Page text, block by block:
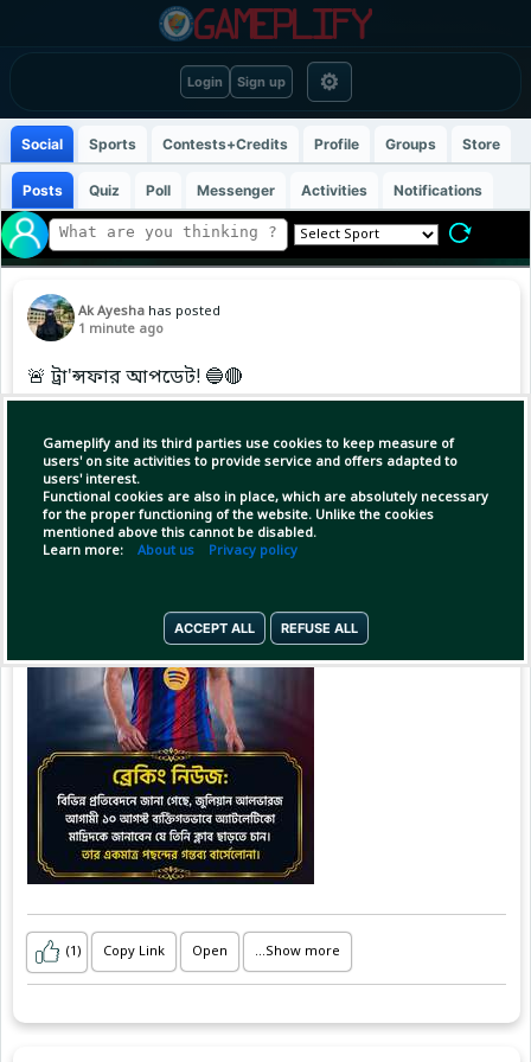
Login Sign up ⚙
Gameplify and its third parties use cookies to keep measure of
users' on site activities to provide service and offers adapted to
users' interest.
Functional cookies are also in place, which are absolutely necessary
for the proper functioning of the website. Unlike the cookies
mentioned above this cannot be disabled.
Learn more: About us Privacy policy
ACCEPT ALL REFUSE ALL
Social Sports Contests+Credits Profile Groups Store
Posts Quiz Poll Messenger Activities Notifications
Ak Ayesha has posted
1 minute ago
🚨 ট্রা'ন্সফার আপডেট! 🔵🔴
বিভিন্ন ইউরোপীয় গণমাধ্যমের তথ্য অনুযায়ী,জুলিয়ান
আলভারেজ আগামী ১০ আগস্ট ব্যক্তিগতভাবে
অ্যাটলেটিকো মাদ্রিদ কর্তৃপক্ষকে ক্লাব ছাড়ার ইচ্ছার
কথা জানাতে পারেন। 👀
(1) Copy Link Open ...Show more